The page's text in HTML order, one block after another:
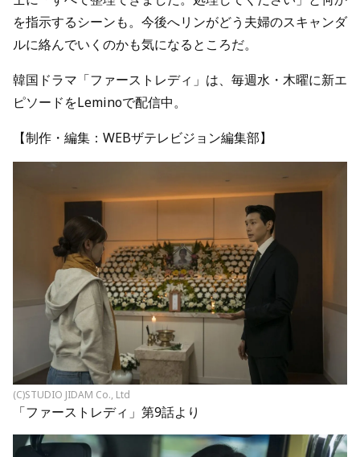
を指示するシーンも。今後へリンがどう夫婦のスキャンダ
ルに絡んでいくのかも気になるところだ。
韓国ドラマ「ファーストレディ」は、毎週水・木曜に新エ
ピソードをLeminoで配信中。
【制作・編集：WEBザテレビジョン編集部】
(C)STUDIO JIDAM Co., Ltd
「ファーストレディ」第9話より